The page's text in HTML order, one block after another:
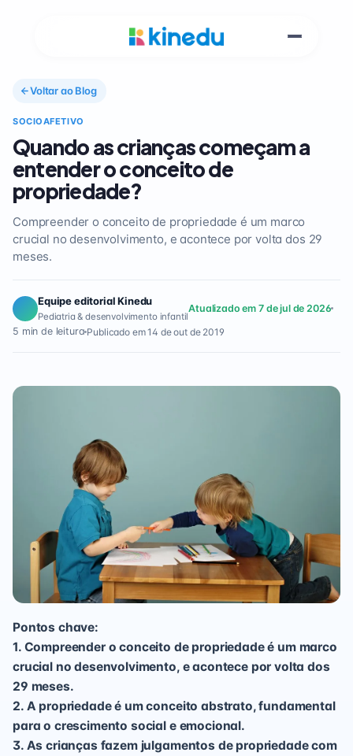
Voltar ao Blog
SOCIOAFETIVO
Quando as crianças começam a
entender o conceito de
propriedade?
Compreender o conceito de propriedade é um marco
crucial no desenvolvimento, e acontece por volta dos 29
meses.
Equipe editorial Kinedu
Pediatria & desenvolvimento infantil
Atualizado em 7 de jul de 2026
5 min de leitura Publicado em 14 de out de 2019
Pontos chave:
1. Compreender o conceito de propriedade é um marco
crucial no desenvolvimento, e acontece por volta dos
29 meses.
2. A propriedade é um conceito abstrato, fundamental
para o crescimento social e emocional.
3. As crianças fazem julgamentos de propriedade com